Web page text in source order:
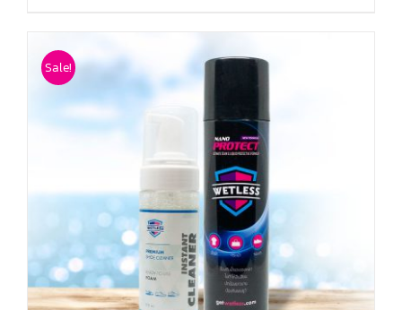
Sale!